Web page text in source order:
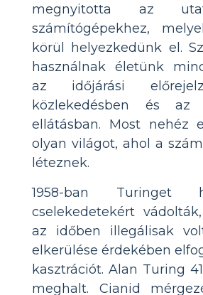
megnyitotta az
számítógépekhez,
körül helyezkedünk el.
használnak életünk
az időjárási
közlekedésben és az
ellátásban. Most nehéz
olyan világot, ahol a
léteznek.
1958-ban Turinget
cselekedetekért
az időben illegálisak
elkerülése érdekében
kasztrációt. Alan Turing
meghalt. Cianid